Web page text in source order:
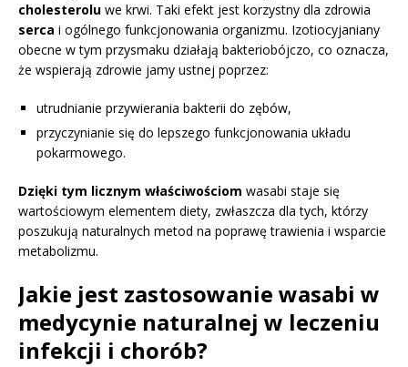
cholesterolu we krwi. Taki efekt jest korzystny dla zdrowia
serca i ogólnego funkcjonowania organizmu. Izotiocyjaniany
obecne w tym przysmaku działają bakteriobójczo, co oznacza,
że wspierają zdrowie jamy ustnej poprzez:
utrudnianie przywierania bakterii do zębów,
przyczynianie się do lepszego funkcjonowania układu
pokarmowego.
Dzięki tym licznym właściwościom wasabi staje się
wartościowym elementem diety, zwłaszcza dla tych, którzy
poszukują naturalnych metod na poprawę trawienia i wsparcie
metabolizmu.
Jakie jest zastosowanie wasabi w
medycynie naturalnej w leczeniu
infekcji i chorób?